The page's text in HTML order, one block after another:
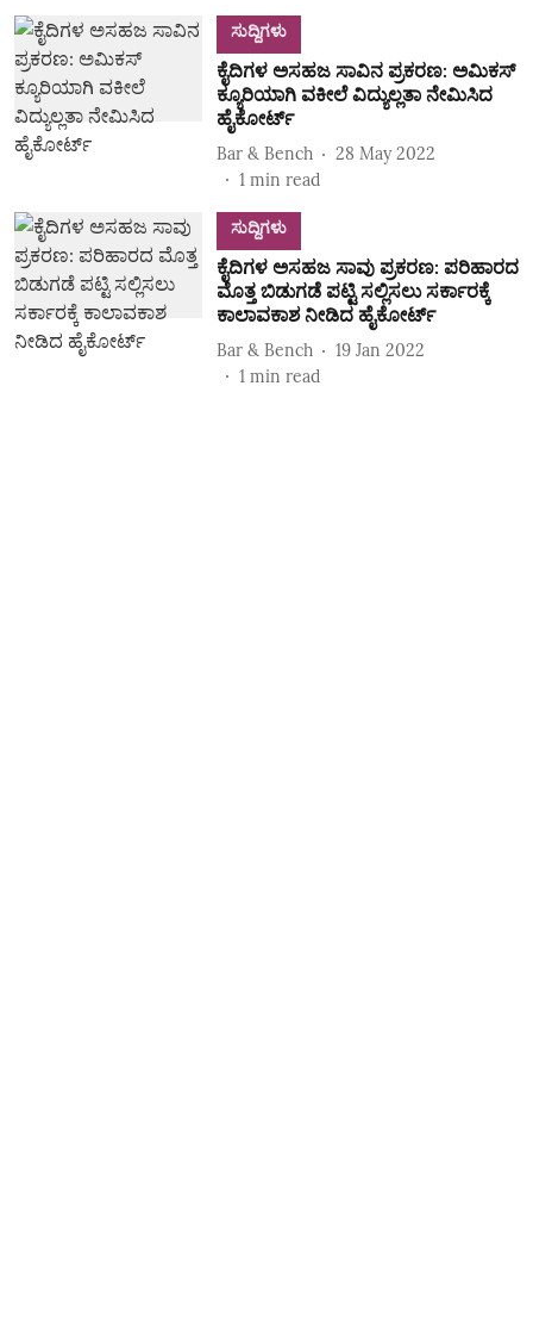
ಸುದ್ದಿಗಳು
ಕೈದಿಗಳ ಅಸಹಜ ಸಾವಿನ ಪ್ರಕರಣ: ಅಮಿಕಸ್‌
ಕ್ಯೂರಿಯಾಗಿ ವಕೀಲೆ ವಿದ್ಯುಲ್ಲತಾ ನೇಮಿಸಿದ
ಹೈಕೋರ್ಟ್‌
Bar & Bench
28 May 2022
1 min read
ಸುದ್ದಿಗಳು
ಕೈದಿಗಳ ಅಸಹಜ ಸಾವು ಪ್ರಕರಣ: ಪರಿಹಾರದ
ಮೊತ್ತ ಬಿಡುಗಡೆ ಪಟ್ಟಿ ಸಲ್ಲಿಸಲು ಸರ್ಕಾರಕ್ಕೆ
ಕಾಲಾವಕಾಶ ನೀಡಿದ ಹೈಕೋರ್ಟ್‌
Bar & Bench
19 Jan 2022
1 min read